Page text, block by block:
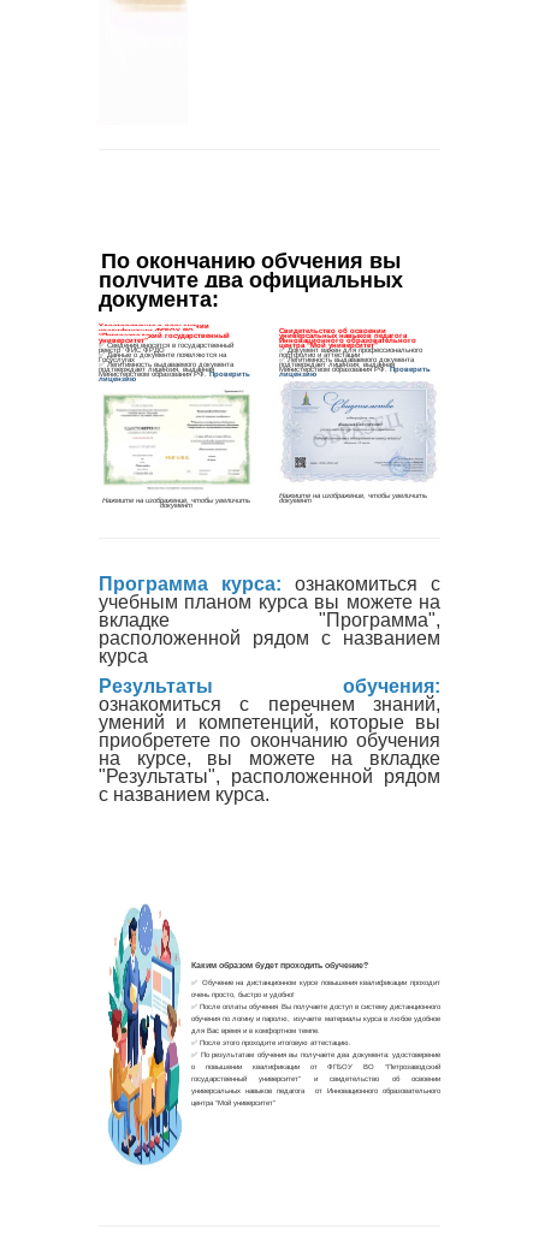
По окончанию обучения вы
получите два официальных
документа:
Программа курса: ознакомиться с
учебным планом курса вы можете на
вкладке "Программа",
расположенной рядом с названием
курса
Результаты обучения:
ознакомиться с перечнем знаний,
умений и компетенций, которые вы
приобретете по окончанию обучения
на курсе, вы можете на вкладке
"Результаты", расположенной рядом
с названием курса.